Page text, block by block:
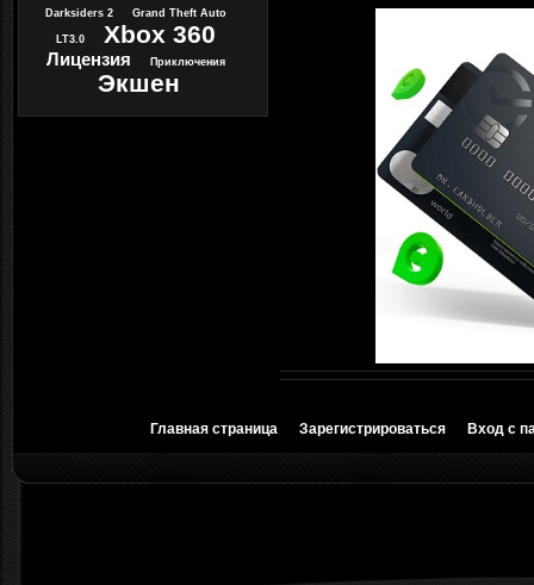
Darksiders 2
Grand Theft Auto
LT3.0 Xbox 360
Лицензия Приключения
Экшен
Главная страница Зарегистрироваться Вход с